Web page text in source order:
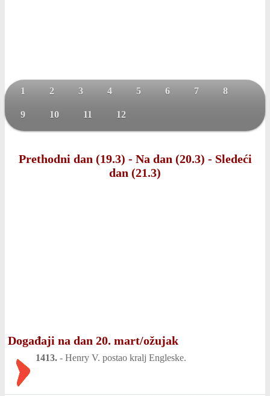
1 2 3 4 5 6 7 8
9 10 11 12
Prethodni dan (19.3) - Na dan (20.3) - Sledeći
dan (21.3)
Događaji na dan 20. mart/ožujak
1413. - Henry V. postao kralj Engleske.